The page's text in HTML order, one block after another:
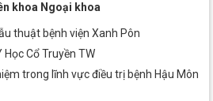
khoa Ngoại khoa
thuật bệnh viện Xanh Pôn
Học Cổ Truyền TW
trong lĩnh vực điều trị bệnh Hậu Môn